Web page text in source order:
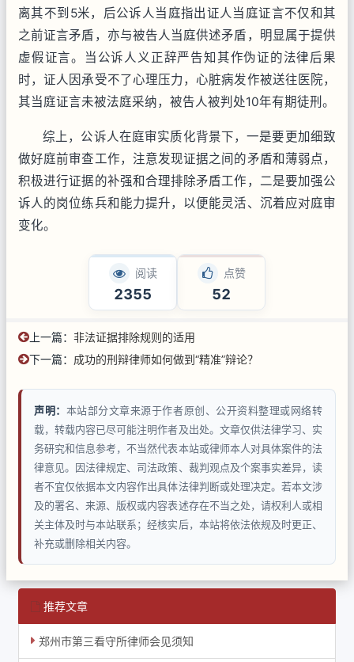
离其不到5米，后公诉人当庭指出证人当庭证言不仅和其
之前证言矛盾，亦与被告人当庭供述矛盾，明显属于提供
虚假证言。当公诉人义正辞严告知其作伪证的法律后果
时，证人因承受不了心理压力，心脏病发作被送往医院，
其当庭证言未被法庭采纳，被告人被判处10年有期徒刑。
综上，公诉人在庭审实质化背景下，一是要更加细致
做好庭前审查工作，注意发现证据之间的矛盾和薄弱点，
积极进行证据的补强和合理排除矛盾工作，二是要加强公
诉人的岗位练兵和能力提升，以便能灵活、沉着应对庭审
变化。
阅读
2355
点赞
52
上一篇： 非法证据排除规则的适用
下一篇： 成功的刑辩律师如何做到“精准”辩论？
声明： 本站部分文章来源于作者原创、公开资料整理或网络转
载，转载内容已尽可能注明作者及出处。文章仅供法律学习、实
务研究和信息参考，不当然代表本站或律师本人对具体案件的法
律意见。因法律规定、司法政策、裁判观点及个案事实差异，读
者不宜仅依据本文内容作出具体法律判断或处理决定。若本文涉
及的署名、来源、版权或内容表述存在不当之处，请权利人或相
关主体及时与本站联系；经核实后，本站将依法依规及时更正、
补充或删除相关内容。
推荐文章
郑州市第三看守所律师会见须知